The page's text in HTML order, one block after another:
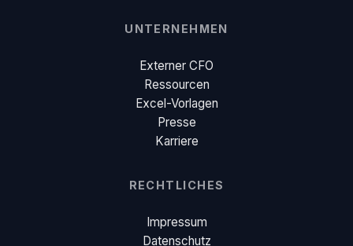
UNTERNEHMEN
Externer CFO
Ressourcen
Excel-Vorlagen
Presse
Karriere
RECHTLICHES
Impressum
Datenschutz